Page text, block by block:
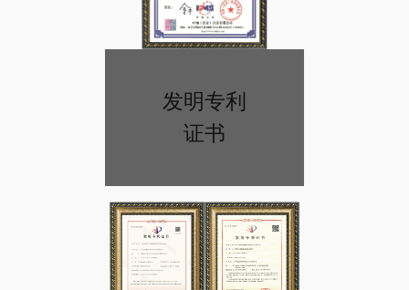
发明专利
证书